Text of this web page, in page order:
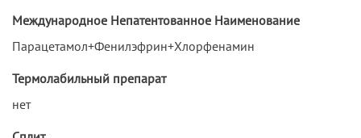
Международное Непатентованное Наименование
Парацетамол+Фенилэфрин+Хлорфенамин
Термолабильный препарат
нет